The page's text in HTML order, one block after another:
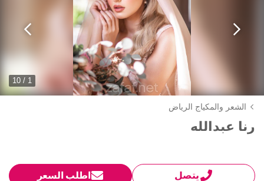
1 / 10
الشعر والمكياج الرياض
رنا عبدالله
يتصل اطلب السعر